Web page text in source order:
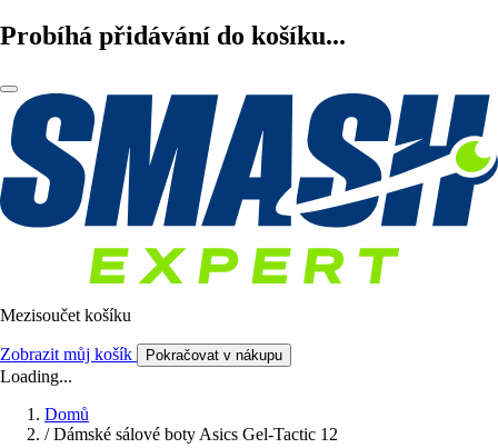
Probíhá přidávání do košíku...
Mezisoučet košíku
Zobrazit můj košík Pokračovat v nákupu
Loading...
Domů
/ Dámské sálové boty Asics Gel-Tactic 12